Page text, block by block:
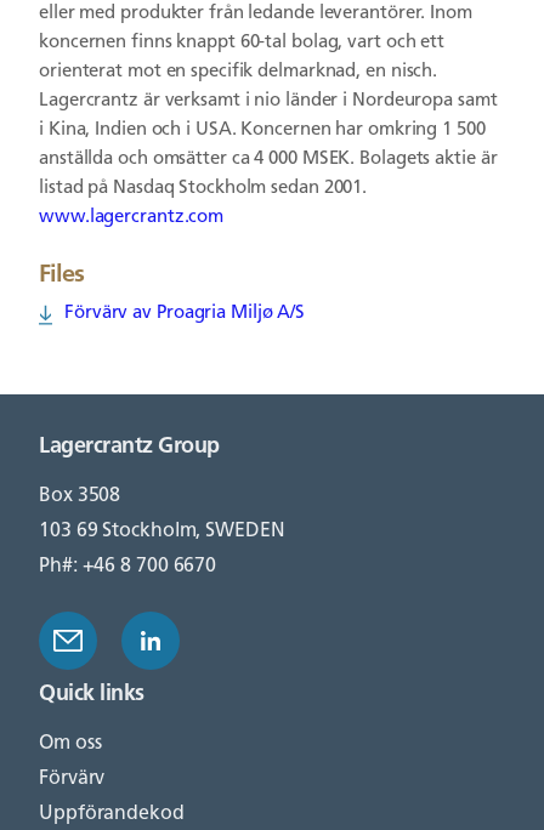
eller med produkter från ledande leverantörer. Inom
koncernen finns knappt 60-tal bolag, vart och ett
orienterat mot en specifik delmarknad, en nisch.
Lagercrantz är verksamt i nio länder i Nordeuropa samt
i Kina, Indien och i USA. Koncernen har omkring 1 500
anställda och omsätter ca 4 000 MSEK. Bolagets aktie är
listad på Nasdaq Stockholm sedan 2001.
www.lagercrantz.com
Files
Förvärv av Proagria Miljø A/S
Lagercrantz Group
Box 3508
103 69 Stockholm, SWEDEN
Ph#: +46 8 700 6670
Quick links
Om oss
Förvärv
Uppförandekod